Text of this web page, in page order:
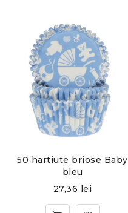
50 hartiute briose Baby
bleu
27,36 lei